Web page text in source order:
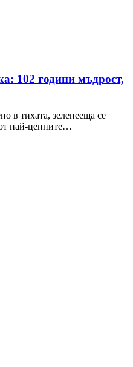
102 години мъдрост,
в тихата, зеленееща се
най-ценните…